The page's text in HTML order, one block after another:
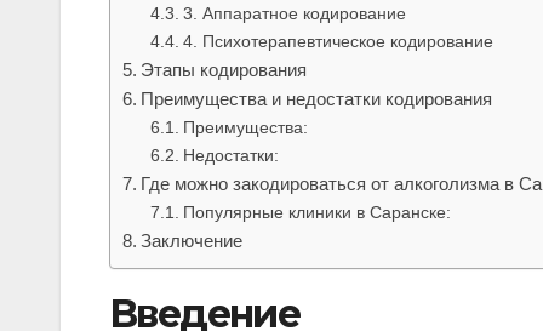
3. Аппаратное кодирование
4. Психотерапевтическое кодирование
Этапы кодирования
Преимущества и недостатки кодирования
Преимущества:
Недостатки:
Где можно закодироваться от алкоголизма в
Популярные клиники в Саранске:
Заключение
Введение